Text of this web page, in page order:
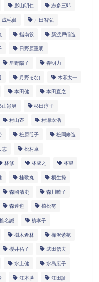
影山明仁 志多三郎
成毛眞 戸田智弘
指南役 新渡戸稲造
日野原重明
星野陽子 春明力
月野るな( 木暮太一
本田健 本田直之
山頴男 杉田淳子
村山斉 村瀬幸浩
松原照子 松岡修造
志 松村卓
林修 林成之 林望
桂歌丸 桐生操
森岡清史 森川暁子
森達也 植松努
椎名誠 槙孝子
樹木希林 樺沢紫苑
櫻井祐子 武田信夫
水上健 水島広子
江本勝 江田証